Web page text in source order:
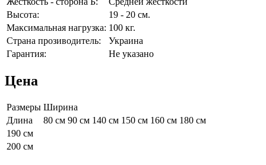
Высота:
19 - 20 см.
Максимальная нагрузка: 100 кг.
Страна прозиводитель:
Украина
Гарантия:
Не указано
Цена
Размеры Ширина
Длина
80 см 90 см 140 см 150 см 160 см 180 см
190 см
200 см